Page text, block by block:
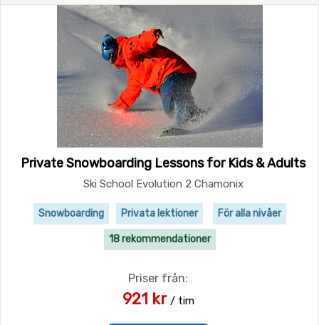
Private Snowboarding Lessons for Kids & Adults
Ski School Evolution 2 Chamonix
Snowboarding Privata lektioner För alla nivåer
18 rekommendationer
Priser från:
921 kr / tim